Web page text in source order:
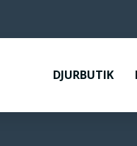
DJURBUTIK